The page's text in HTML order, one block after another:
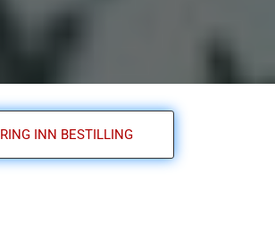
RING INN BESTILLING